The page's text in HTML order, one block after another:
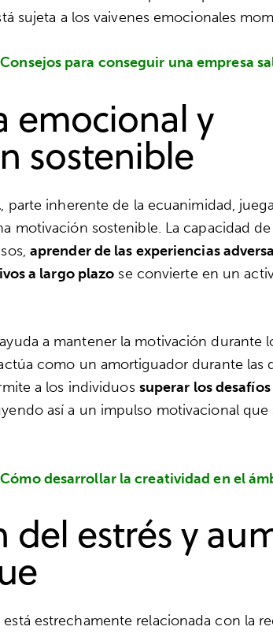
sujeta a los vaivenes emocionales
Consejos para conseguir una empresa
emocional y
sostenible
, parte inherente de la ecuanimidad,
motivación sostenible. La capacidad
aprender de las experiencias
a largo plazo se convierte en un
a mantener la motivación durante
como un amortiguador durante las
a los individuos superar los
así a un impulso motivacional que
Cómo desarrollar la creatividad en el
del estrés y
estrechamente relacionada con la